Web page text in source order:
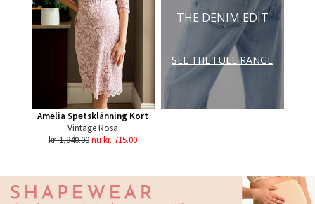
Amelia Spetsklänning Kort
Vintage Rosa
kr. 1,940.00nu kr. 715.00
THE DENIM EDIT
SEE THE FULL RANGE